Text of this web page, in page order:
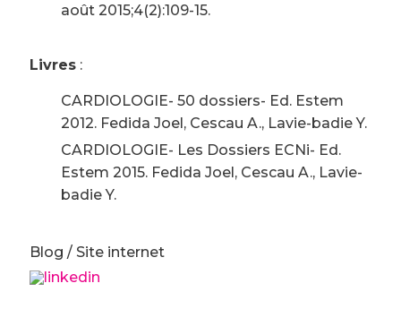
août 2015;4(2):109-15.
Livres :
CARDIOLOGIE- 50 dossiers- Ed. Estem
2012. Fedida Joel, Cescau A., Lavie-badie Y.
CARDIOLOGIE- Les Dossiers ECNi- Ed.
Estem 2015. Fedida Joel, Cescau A., Lavie-
badie Y.
Blog / Site internet